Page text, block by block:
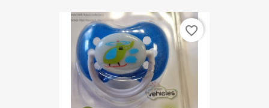
favorite_border